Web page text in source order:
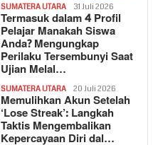
SUMATERA UTARA 31 Juli 2026
Termasuk dalam 4 Profil
Pelajar Manakah Siswa
Anda? Mengungkap
Perilaku Tersembunyi Saat
Ujian Melal…
SUMATERA UTARA 20 Juli 2026
Memulihkan Akun Setelah
‘Lose Streak’: Langkah
Taktis Mengembalikan
Kepercayaan Diri dal…